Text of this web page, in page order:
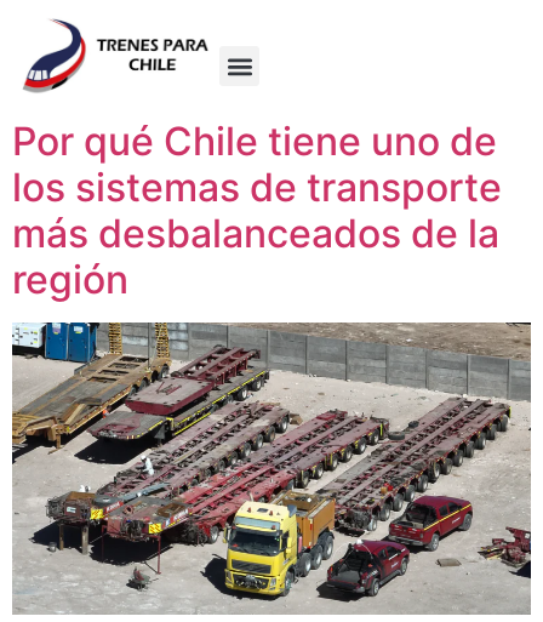
Por qué Chile tiene uno de
los sistemas de transporte
más desbalanceados de la
región